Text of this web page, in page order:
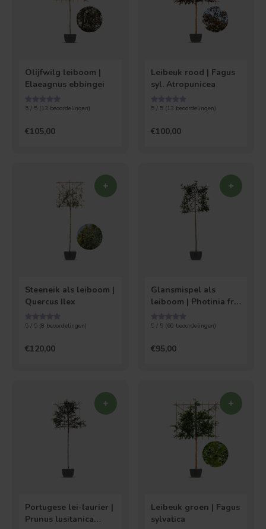
Olijfwilg leiboom |
Elaeagnus ebbingei
5 / 5 (13 beoordelingen)
€105,00
Leibeuk rood | Fagus
syl. Atropunicea
5 / 5 (13 beoordelingen)
€100,00
Steeneik als leiboom |
Quercus Ilex
5 / 5 (8 beoordelingen)
€120,00
Glansmispel als
leiboom | Photinia fr.
5 / 5 (60 beoordelingen)
€95,00
Portugese lei-laurier |
Prunus lusitanica
Leibeuk groen | Fagus
sylvatica